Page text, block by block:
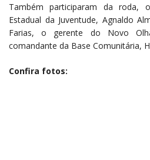
Também participaram da roda,
Estadual da Juventude, Agnaldo
Farias, o gerente do Novo
comandante da Base Comunitária,
Confira fotos: